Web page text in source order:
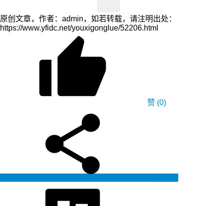
原创文章，作者：admin，如若转载，请注明出处：
https://www.yfidc.net/youxigonglue/52206.html
赞 (0)